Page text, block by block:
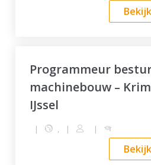
Programmeur
machinebouw –
IJssel
| , | |